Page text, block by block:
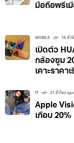
มือถือพรีเ
MOBILE 18 ชั่ว
เปิดตัว
กล้องซูม
เคาะราคา
IT 21 ชั่วโมง ago
Apple
เกือบ 20%